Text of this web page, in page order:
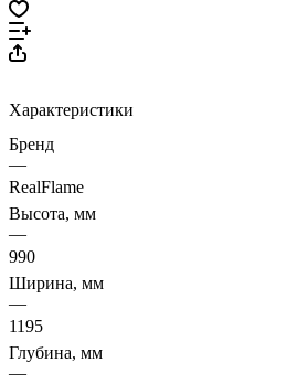
Характеристики
Бренд
—
RealFlame
Высота, мм
—
990
Ширина, мм
—
1195
Глубина, мм
—